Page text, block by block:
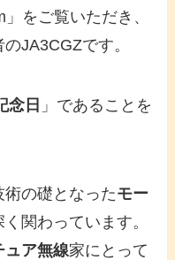
をご覧いただき、
JA3CGZです。
念日 」であることを
の礎となったモー
く関わっています。
ュア無線家にとって